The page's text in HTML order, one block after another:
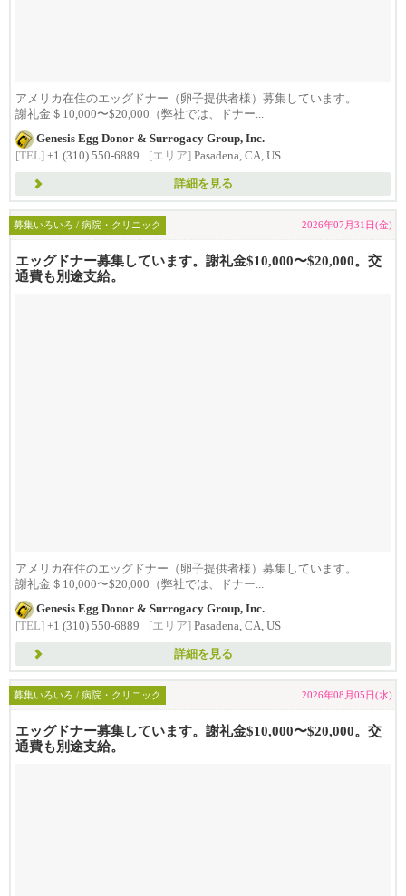
アメリカ在住のエッグドナー（卵子提供者様）募集しています。
謝礼金＄10,000〜$20,000（弊社では、ドナー...
Genesis Egg Donor & Surrogacy Group, Inc.
[TEL] +1 (310) 550-6889 [エリア] Pasadena, CA, US
詳細を見る
募集いろいろ / 病院・クリニック 2026年07月31日(金)
エッグドナー募集しています。謝礼金$10,000〜$20,000。交
通費も別途支給。
アメリカ在住のエッグドナー（卵子提供者様）募集しています。
謝礼金＄10,000〜$20,000（弊社では、ドナー...
Genesis Egg Donor & Surrogacy Group, Inc.
[TEL] +1 (310) 550-6889 [エリア] Pasadena, CA, US
詳細を見る
募集いろいろ / 病院・クリニック 2026年08月05日(水)
エッグドナー募集しています。謝礼金$10,000〜$20,000。交
通費も別途支給。